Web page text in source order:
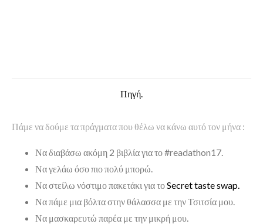
Πηγή.
Πάμε να δούμε τα πράγματα που θέλω να κάνω αυτό τον μήνα :
Να διαβάσω ακόμη 2 βιβλία για το #readathon17.
Να γελάω όσο πιο πολύ μπορώ.
Να στείλω νόστιμο πακετάκι για τοSecret taste swap.
Να πάμε μια βόλτα στην θάλασσα με την Τσιτσία μου.
Να μασκαρευτώ παρέα με την μικρή μου.